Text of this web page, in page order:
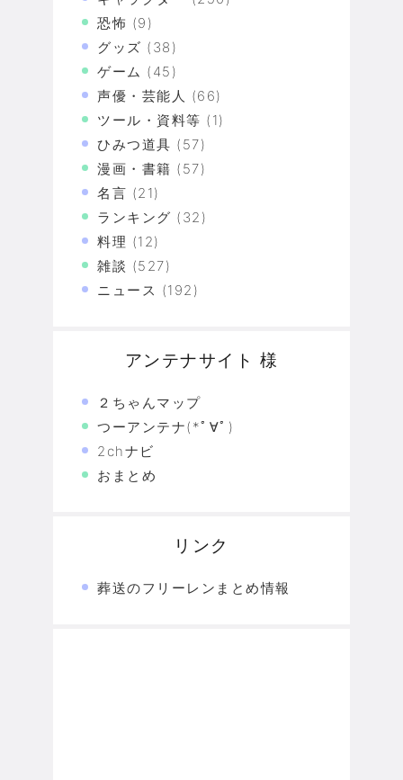
恐怖 (9)
グッズ (38)
ゲーム (45)
声優・芸能人 (66)
ツール・資料等 (1)
ひみつ道具 (57)
漫画・書籍 (57)
名言 (21)
ランキング (32)
料理 (12)
雑談 (527)
ニュース (192)
アンテナサイト 様
２ちゃんマップ
つーアンテナ(*ﾟ∀ﾟ)
2chナビ
おまとめ
リンク
葬送のフリーレンまとめ情報